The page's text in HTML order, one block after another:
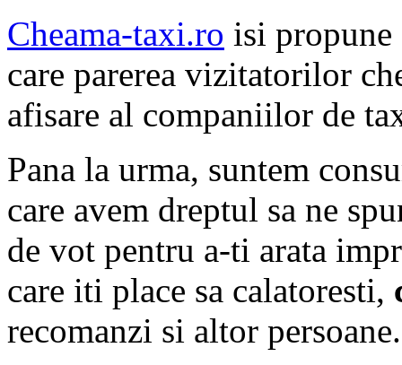
Cheama-taxi.ro isi propune
care parerea vizitatorilor
afisare al companiilor de
Pana la urma, suntem
care avem dreptul sa ne
de vot pentru a-ti arata
care iti place sa calatoresti,
recomanzi si altor persoane.